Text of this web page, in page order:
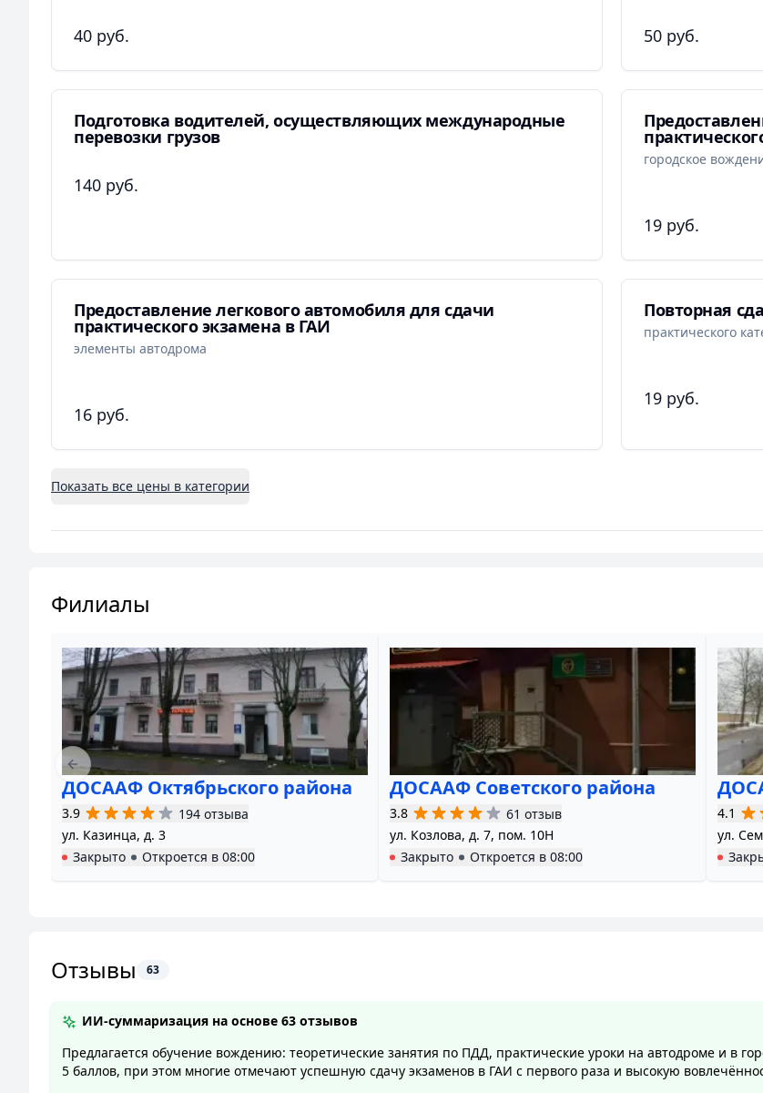
40 руб. 50 руб.
Подготовка водителей, осуществляющих международные
перевозки грузов
140 руб.
городское
19 руб.
Предоставление легкового автомобиля для сдачи
практического экзамена в ГАИ
элементы автодрома
16 руб.
Повторная
практического
19 руб.
Показать все цены в категории
Филиалы
ДОСААФ Октябрьского района
3.9
194 отзыва
ул. Казинца, д. 3
Закрыто
Откроется в 08:00
ДОСААФ Советского района
3.8
61 отзыв
ул. Козлова, д. 7, пом. 10Н
Закрыто
Откроется в 08:00
4.1
ул.
Previous slide
Отзывы 63
ИИ-суммаризация на основе 63 отзывов
Предлагается обучение вождению: теоретические занятия по ПДД, практические уроки на автодроме и в
5 баллов, при этом многие отмечают успешную сдачу экзаменов в ГАИ с первого раза и высокую